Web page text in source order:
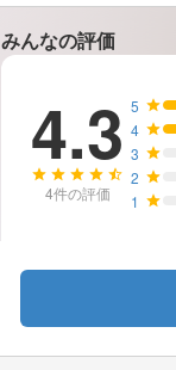
みんなの評価
4.3
4件の評価
5
4
3
2
1